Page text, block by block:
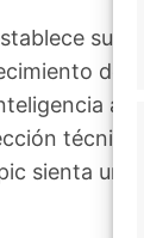
su
del
sienta una